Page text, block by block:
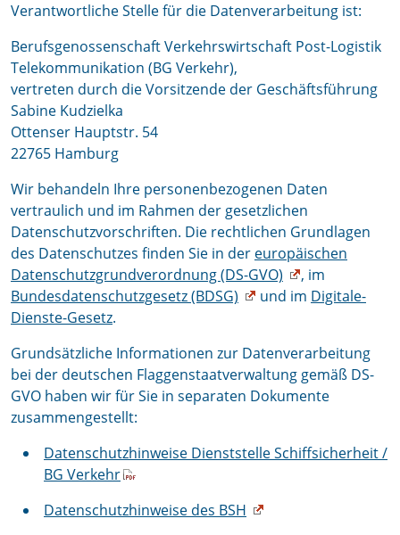
Verantwortliche Stelle für die Datenverarbeitung ist:
Berufsgenossenschaft Verkehrswirtschaft Post-Logistik
Telekommunikation (BG Verkehr),
vertreten durch die Vorsitzende der Geschäftsführung
Sabine Kudzielka
Ottenser Hauptstr. 54
22765 Hamburg
Wir behandeln Ihre personenbezogenen Daten
vertraulich und im Rahmen der gesetzlichen
Datenschutzvorschriften. Die rechtlichen Grundlagen
des Datenschutzes finden Sie in der europäischen
Datenschutzgrundverordnung (DS-GVO)
, im
Bundesdatenschutzgesetz (BDSG)
und im Digitale-
Dienste-Gesetz.
Grundsätzliche Informationen zur Datenverarbeitung
bei der deutschen Flaggenstaatverwaltung gemäß DS-
GVO haben wir für Sie in separaten Dokumente
zusammengestellt:
Datenschutzhinweise Dienststelle Schiffsicherheit /
BG Verkehr
Datenschutzhinweise des BSH